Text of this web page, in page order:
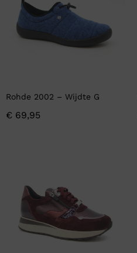
Rohde 2002 – Wijdte G
€ 69,95